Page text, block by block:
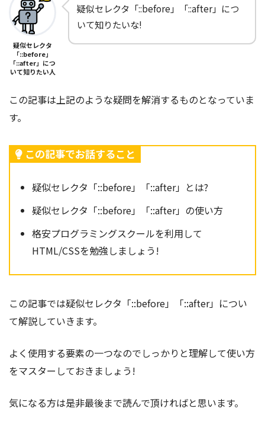
疑似セレクタ
「::before」
「::after」につ
いて知りたい人
疑似セレクタ「::before」「::after」につ
いて知りたいな!
この記事は上記のような疑問を解消するものとなっていま
す。
この記事でお話すること
疑似セレクタ「::before」「::after」とは?
疑似セレクタ「::before」「::after」の使い方
格安プログラミングスクールを利用して
HTML/CSSを勉強しましょう!
この記事では疑似セレクタ「::before」「::after」 につい
て解説していきます。
よく使用する要素の一つなのでしっかりと理解して使い方
をマスターしておきましょう!
気になる方は是非最後まで読んで頂ければと思います。